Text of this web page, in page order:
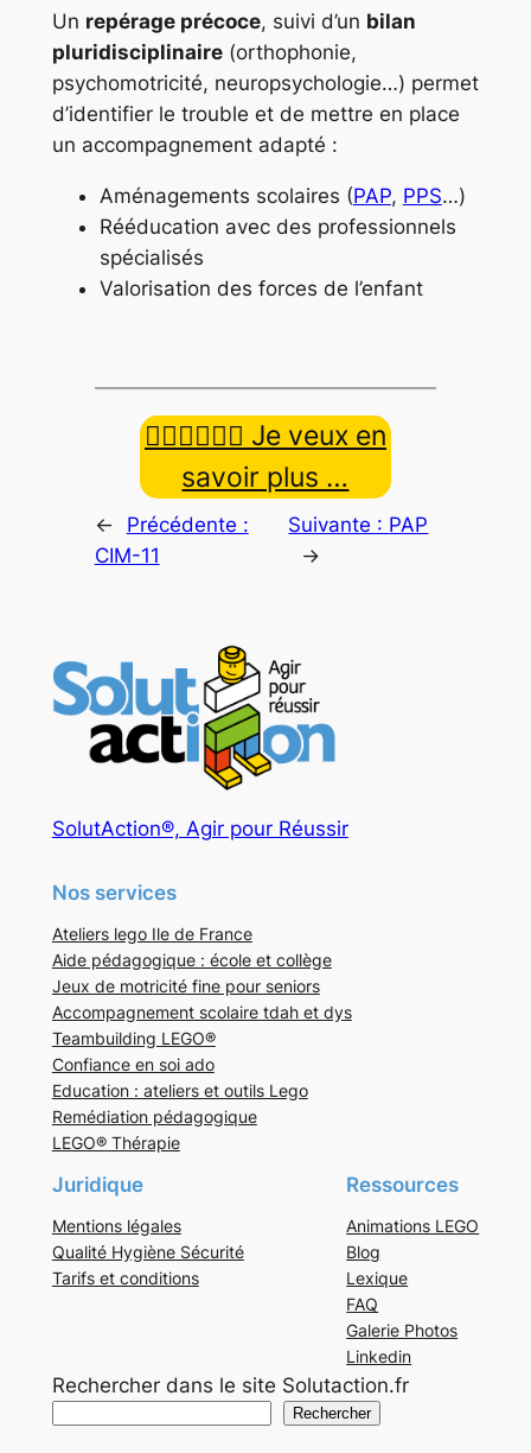
Un repérage précoce, suivi d’un bilan
pluridisciplinaire(orthophonie,
psychomotricité, neuropsychologie…) permet
d’identifier le trouble et de mettre en place
un accompagnement adapté :
Aménagements scolaires (PAP, PPS…)
Rééducation avec des professionnels
spécialisés
Valorisation des forces de l’enfant
👉🏿👉🏾👉🏼 Je veux en
savoir plus …
←
Précédente :
CIM-11
Suivante : PAP
→
SolutAction®, Agir pour Réussir
Nos services
Ateliers lego Ile de France
Aide pédagogique : école et collège
Jeux de motricité fine pour seniors
Accompagnement scolaire tdah et dys
Teambuilding LEGO®
Confiance en soi ado
Education : ateliers et outils Lego
Remédiation pédagogique
LEGO® Thérapie
Juridique
Mentions légales
Qualité Hygiène Sécurité
Tarifs et conditions
Ressources
Animations LEGO
Blog
Lexique
FAQ
Galerie Photos
Linkedin
Rechercher dans le site Solutaction.fr
Rechercher